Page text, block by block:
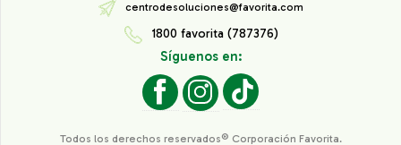
centrodesoluciones@favorita.com
1800 favorita (787376)
Síguenos en:
Todos los derechos reservados® Corporación Favorita.